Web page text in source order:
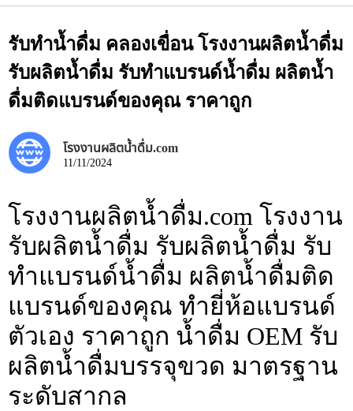
รับทำน้ำดื่ม คลองเขื่อน โรงงานผลิตน้ำดื่ม
รับผลิตน้ำดื่ม รับทำแบรนด์น้ำดื่ม ผลิตน้ำ
ดื่มติดแบรนด์ของคุณ ราคาถูก
โรงงานผลิตน้ำดื่ม.com
11/11/2024
โรงงานผลิตน้ำดื่ม.com โรงงาน
รับผลิตน้ำดื่ม รับผลิตน้ำดื่ม รับ
ทำแบรนด์น้ำดื่ม ผลิตน้ำดื่มติด
แบรนด์ของคุณ ทำยี่ห้อแบรนด์
ตัวเอง ราคาถูก น้ำดื่ม OEM รับ
ผลิตน้ำดื่มบรรจุขวด มาตรฐาน
ระดับสากล